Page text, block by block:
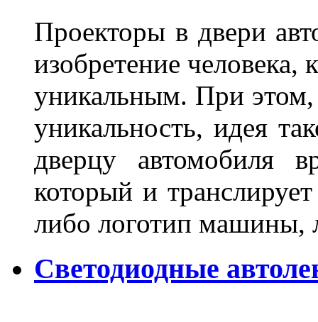
Проекторы в двери
изобретение человека,
уникальным. При этом,
уникальность, идея
дверцу автомобиля
который и
либо логотип машины,
Светодиодные